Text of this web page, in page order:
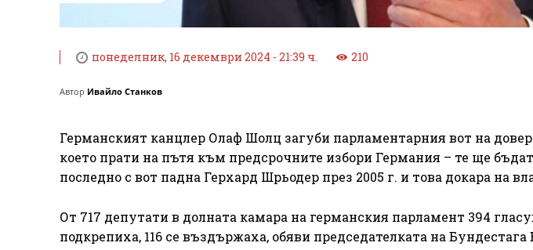
понеделник, 16 декември 2024 - 21:39 ч. 210
Автор Ивайло Станков
Германският канцлер Олаф Шолц загуби парламентарния вот на
което прати на пътя към предсрочните избори Германия – те ще
последно с вот падна Герхард Шрьодер през 2005 г. и това докара на
От 717 депутати в долната камара на германския парламент 394
подкрепиха, 116 се въздържаха, обяви председателката на Бундестага